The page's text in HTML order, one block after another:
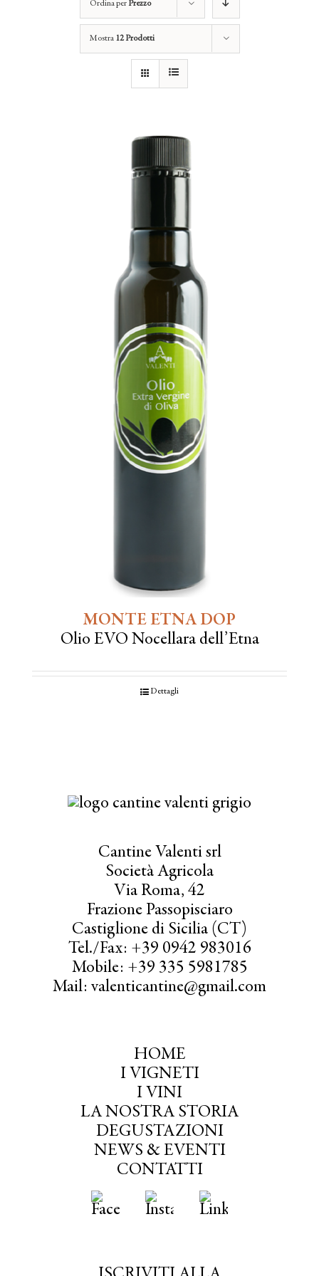
Ordina per Prezzo
Mostra 12 Prodotti
MONTE ETNA DOP
Olio EVO Nocellara dell’Etna
Dettagli
Cantine Valenti srl
Società Agricola
Via Roma, 42
Frazione Passopisciaro
Castiglione di Sicilia (CT)
Tel./Fax: +39 0942 983016
Mobile: +39 335 5981785
Mail: valenticantine@gmail.com
HOME
I VIGNETI
I VINI
LA NOSTRA STORIA
DEGUSTAZIONI
NEWS & EVENTI
CONTATTI